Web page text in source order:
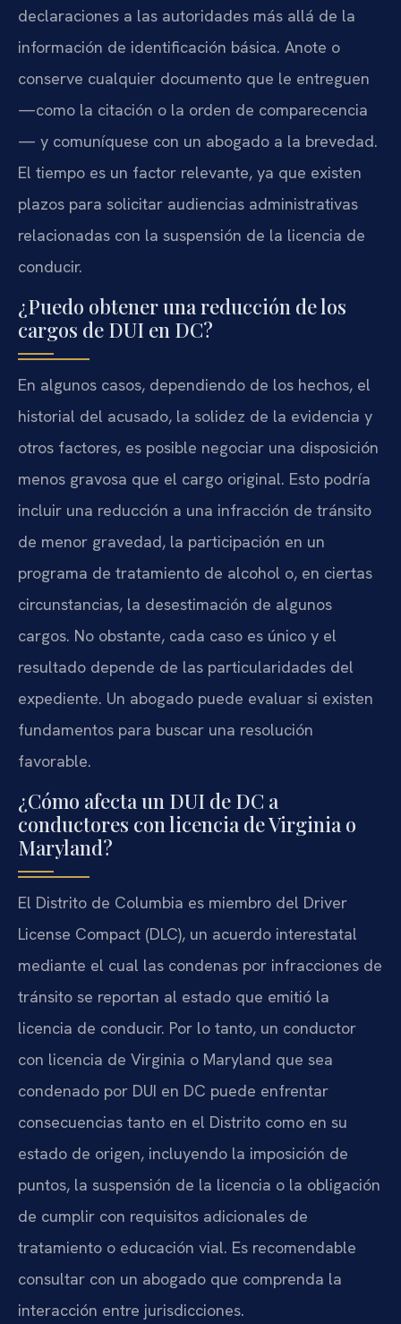
declaraciones a las autoridades más allá de la
información de identificación básica. Anote o
conserve cualquier documento que le entreguen
—como la citación o la orden de comparecencia
— y comuníquese con un abogado a la brevedad.
El tiempo es un factor relevante, ya que existen
plazos para solicitar audiencias administrativas
relacionadas con la suspensión de la licencia de
conducir.
¿Puedo obtener una reducción de los
cargos de DUI en DC?
En algunos casos, dependiendo de los hechos, el
historial del acusado, la solidez de la evidencia y
otros factores, es posible negociar una disposición
menos gravosa que el cargo original. Esto podría
incluir una reducción a una infracción de tránsito
de menor gravedad, la participación en un
programa de tratamiento de alcohol o, en ciertas
circunstancias, la desestimación de algunos
cargos. No obstante, cada caso es único y el
resultado depende de las particularidades del
expediente. Un abogado puede evaluar si existen
fundamentos para buscar una resolución
favorable.
¿Cómo afecta un DUI de DC a
conductores con licencia de Virginia o
Maryland?
El Distrito de Columbia es miembro del Driver
License Compact (DLC), un acuerdo interestatal
mediante el cual las condenas por infracciones de
tránsito se reportan al estado que emitió la
licencia de conducir. Por lo tanto, un conductor
con licencia de Virginia o Maryland que sea
condenado por DUI en DC puede enfrentar
consecuencias tanto en el Distrito como en su
estado de origen, incluyendo la imposición de
puntos, la suspensión de la licencia o la obligación
de cumplir con requisitos adicionales de
tratamiento o educación vial. Es recomendable
consultar con un abogado que comprenda la
interacción entre jurisdicciones.